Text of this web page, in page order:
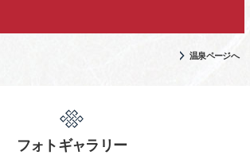
温泉ページへ
フォトギャラリー